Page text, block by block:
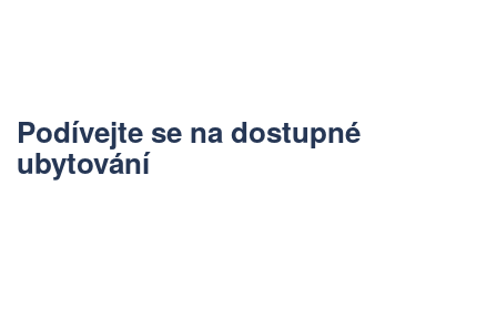
Podívejte se na dostupné
ubytování